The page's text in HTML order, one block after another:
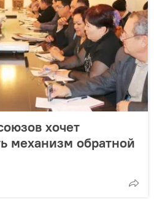
хочет
механизм обратной